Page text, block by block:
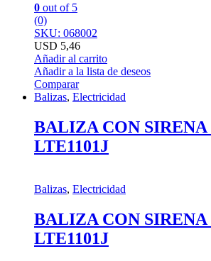
0 out of 5
(0)
SKU: 068002
USD 5,46
Añadir al carrito
Añadir a la lista de deseos
Comparar
Balizas, Electricidad
BALIZA CON SIRENA
LTE1101J
Balizas, Electricidad
BALIZA CON SIRENA
LTE1101J